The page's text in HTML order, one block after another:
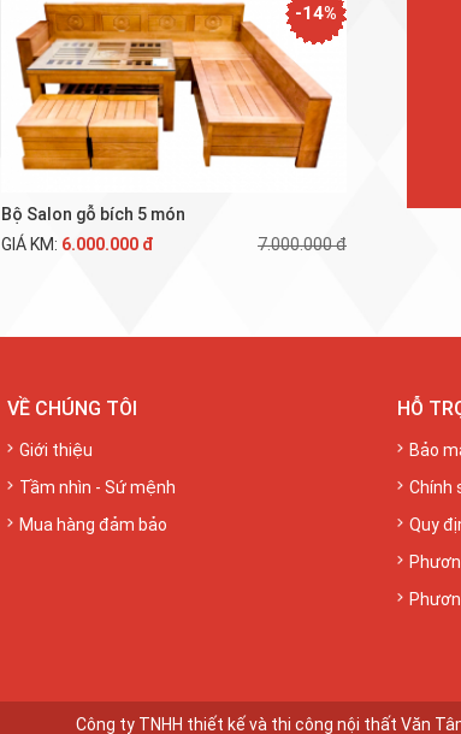
Bộ Salon gỗ bích 5 món
GIÁ KM: 6.000.000 đ 7.000.000 đ
-14%
VỀ CHÚNG TÔI
Giới thiệu
Tầm nhìn - Sứ mệnh
Mua hàng đảm bảo
HỖ
Bảo
Chính
Quy
Công ty TNHH thiết kế và thi công nội thất Văn